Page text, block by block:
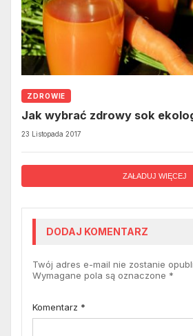
ZDROWIE
Jak wybrać zdrowy sok
23 Listopada 2017
ZAŁADUJ WIĘCEJ
DODAJ KOMENTARZ
Twój adres e-mail nie zostanie
Wymagane pola są oznaczone *
Komentarz *